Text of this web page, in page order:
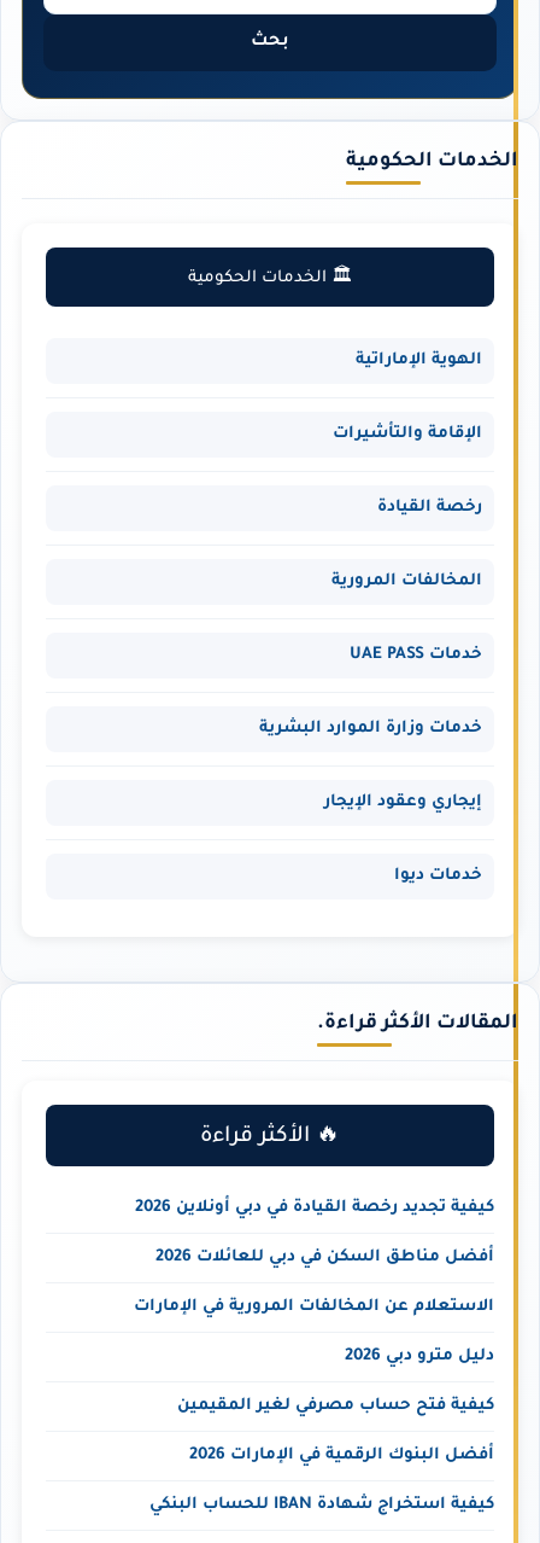
بحث
الخدمات الحكومية
🏛️ الخدمات الحكومية
الهوية الإماراتية
الإقامة والتأشيرات
رخصة القيادة
المخالفات المرورية
خدمات UAE PASS
خدمات وزارة الموارد البشرية
إيجاري وعقود الإيجار
خدمات ديوا
المقالات الأكثر قراءة.
🔥 الأكثر قراءة
كيفية تجديد رخصة القيادة في دبي أونلاين 2026
أفضل مناطق السكن في دبي للعائلات 2026
الاستعلام عن المخالفات المرورية في الإمارات
دليل مترو دبي 2026
كيفية فتح حساب مصرفي لغير المقيمين
أفضل البنوك الرقمية في الإمارات 2026
كيفية استخراج شهادة IBAN للحساب البنكي